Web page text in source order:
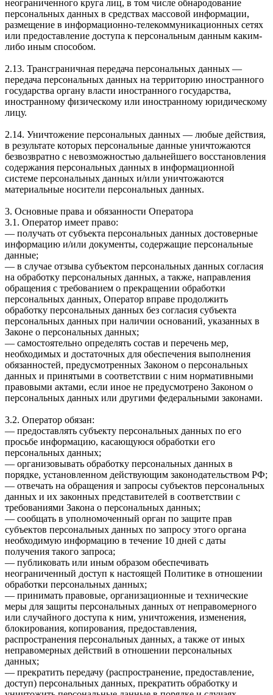
неограниченного круга лиц, в том числе обнародование
персональных данных в средствах массовой информации,
размещение в информационно-телекоммуникационных сетях
или предоставление доступа к персональным данным каким-
либо иным способом.
2.13. Трансграничная передача персональных данных —
передача персональных данных на территорию иностранного
государства органу власти иностранного государства,
иностранному физическому или иностранному юридическому
лицу.
2.14. Уничтожение персональных данных — любые действия,
в результате которых персональные данные уничтожаются
безвозвратно с невозможностью дальнейшего восстановления
содержания персональных данных в информационной
системе персональных данных и/или уничтожаются
материальные носители персональных данных.
3. Основные права и обязанности Оператора
3.1. Оператор имеет право:
— получать от субъекта персональных данных достоверные
информацию и/или документы, содержащие персональные
данные;
— в случае отзыва субъектом персональных данных согласия
на обработку персональных данных, а также, направления
обращения с требованием о прекращении обработки
персональных данных, Оператор вправе продолжить
обработку персональных данных без согласия субъекта
персональных данных при наличии оснований, указанных в
Законе о персональных данных;
— самостоятельно определять состав и перечень мер,
необходимых и достаточных для обеспечения выполнения
обязанностей, предусмотренных Законом о персональных
данных и принятыми в соответствии с ним нормативными
правовыми актами, если иное не предусмотрено Законом о
персональных данных или другими федеральными законами.
3.2. Оператор обязан:
— предоставлять субъекту персональных данных по его
просьбе информацию, касающуюся обработки его
персональных данных;
— организовывать обработку персональных данных в
порядке, установленном действующим законодательством РФ;
— отвечать на обращения и запросы субъектов персональных
данных и их законных представителей в соответствии с
требованиями Закона о персональных данных;
— сообщать в уполномоченный орган по защите прав
субъектов персональных данных по запросу этого органа
необходимую информацию в течение 10 дней с даты
получения такого запроса;
— публиковать или иным образом обеспечивать
неограниченный доступ к настоящей Политике в отношении
обработки персональных данных;
— принимать правовые, организационные и технические
меры для защиты персональных данных от неправомерного
или случайного доступа к ним, уничтожения, изменения,
блокирования, копирования, предоставления,
распространения персональных данных, а также от иных
неправомерных действий в отношении персональных
данных;
— прекратить передачу (распространение, предоставление,
доступ) персональных данных, прекратить обработку и